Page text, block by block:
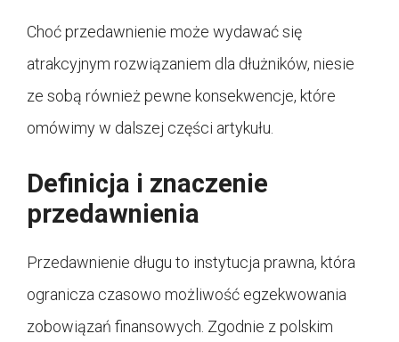
Choć przedawnienie może wydawać się
atrakcyjnym rozwiązaniem dla dłużników, niesie
ze sobą również pewne konsekwencje, które
omówimy w dalszej części artykułu.
Definicja i znaczenie
przedawnienia
Przedawnienie długu to instytucja prawna, która
ogranicza czasowo możliwość egzekwowania
zobowiązań finansowych. Zgodnie z polskim